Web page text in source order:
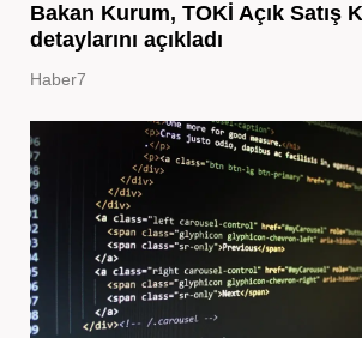
Bakan Kurum, TOKİ Açık Satış
detaylarını açıkladı
Haber7